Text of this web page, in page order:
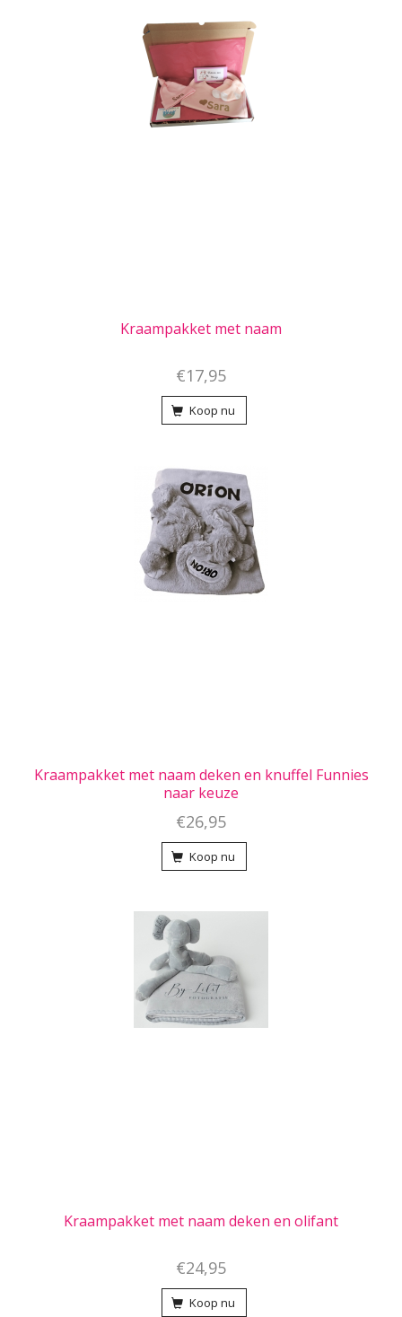
Kraampakket met naam
€17,95
Koop nu
Kraampakket met naam deken en knuffel Funnies
naar keuze
€26,95
Koop nu
Kraampakket met naam deken en olifant
€24,95
Koop nu